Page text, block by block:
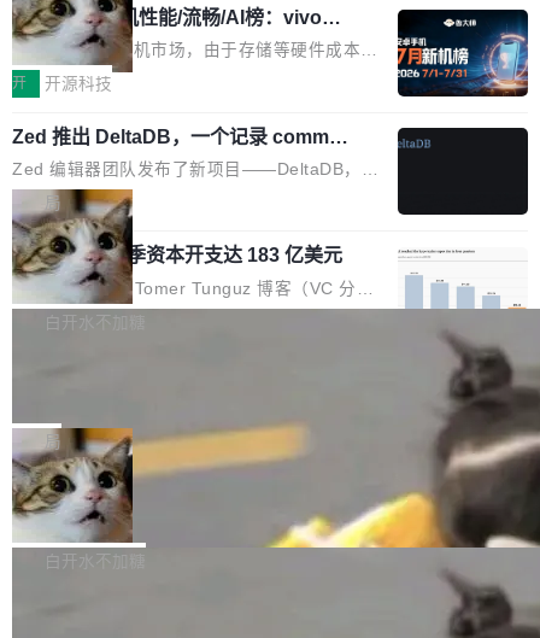
者部落知识"。 换个写法。Rust 的 enum，两个
变体：Switchable...
样。这是 Sandstorm.io 的重制版，我十年前的
那个创业公司。不同的是，这次它构建在 Cloudf
lare Workers 上——我花了九年时间搭建的平台
——并且深度集成了 AI。这基本上是我十年秘密
计划的顶峰。 十年前，Ken...
计思路很直接：每个对象是一个独立的 SQLite
数据库，按名称寻址，复制到你自己的 S3 兼容
存储库里。节点之间只通过这个存储库协调——
个小型数据库，应用天然按分片构建，单个数据
库的竞争和爆炸半径问题在设计层面就被消除
了。 闲置的 cell 会休眠到几乎不占资源。当 cel
l 迁移或唤醒时，新宿主从 S3 恢复 SQLite 数据
库继续执行。存储库是持久化的唯一真相...
鲁大师7月新机性能/流畅/AI榜：vivo夺
性能、流畅双第一，三星Galaxy Z系列
新折叠缺席
2026年7月的手机市场，由于存储等硬件成本暴
增，手机厂商的日子也不好过啊，新机速度明显
高价的三星折叠（三星Galaxy Z Fold8 Ultra / Z
Fold8 / Z Flip8）外，其余要么是中低端机器，
例如iQOO Z11i、REDMI Note 17、REDMI No
te 17 Pro、OPPO K15，要么是vivo X300 E这
样的次旗舰。 Galaxy Z Fold8 Ultra / Z Fold8 /
Z Flip8三款折叠屏新机均在7月22日发布，且全
部搭载骁龙8 Elite Gen5 for Galaxy，它们本该
开 开源科技
Zed 推出 DeltaDB，一个记录 commit
之间所有操作的版本控制系统
Zed 编辑器团队发布了新项目——DeltaDB，一
个在 git commit 之间记录每一次编辑操作的版
本控制系统。目前处于 Early Access 阶段。 De
ltaDB 的核心思路直接写在 landing page 最显
眼的位置：「Software is made between com
mits」——软件是在 commit 之间写出来的。git
是把这段空隙补上。 回退到任何一次编辑：Delt
aDB 捕获 commit 之间的每一次操作，...
局
SpaceXAI 单季资本开支达 183 亿美元
根据风险投资人Tomer Tunguz 博客（VC 分
析）披露的最新分析与第二季度业绩报告，Spac
微软同期总资本开支的四成。 与亚马逊、Alpha
bet、微软以及 Meta 等传统科技巨头相比，Spa
ceXAI的资金消耗速度尤为引人瞩目。然而，支
撑庞大支出的资金来源却呈现出截然不同的面
貌。数据显示，微软和 Meta 主要依托充沛的经
白开水不加糖
一个在终端里运行的编程 agent；Muse Spark
1.2，驱动这个 agent 的新模型。一句话概括：
你可以用 curl -fsSL https://dev.meta.ai/install.
sh | bash 安装一个能在大项目里自动规划、写
代码、验证结果的 AI 终端工具。 据介绍，Muse
局
美团开源 LoHoSearch，用知识图谱校
准 AI 能力认知
机器出题的前提，是让机器拥有全局视野。整个
构建流程可以分为四个环节：建图 → 控制难度
白开水不加糖